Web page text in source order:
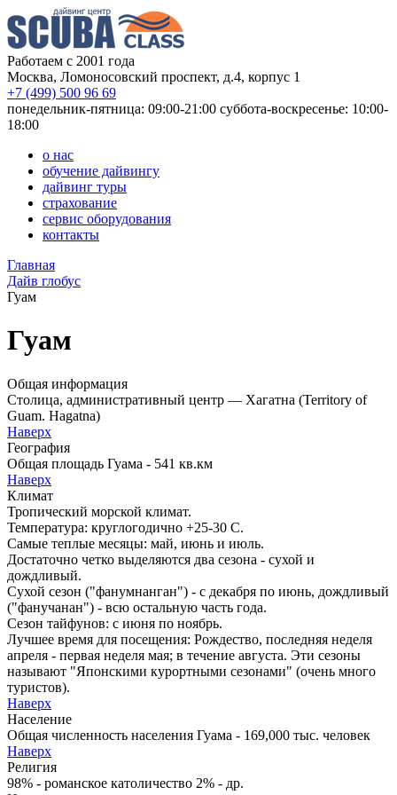
Работаем с 2001 года
Москва, Ломоносовский проспект, д.4, корпус 1
+7 (499) 500 96 69
понедельник-пятница: 09:00-21:00 суббота-воскресенье: 10:00-
18:00
о нас
обучение дайвингу
дайвинг туры
страхование
сервис оборудования
контакты
Главная
Дайв глобус
Гуам
Гуам
Общая информация
Столица, административный центр — Хагатна (Territory of
Guam. Hagatna)
Наверх
География
Общая площадь Гуама - 541 кв.км
Наверх
Климат
Тропический морской климат.
Температура: круглогодично +25-30 C.
Самые теплые месяцы: май, июнь и июль.
Достаточно четко выделяются два сезона - сухой и
дождливый.
Сухой сезон ("фанумнанган") - с декабря по июнь, дождливый
("фанучанан") - всю остальную часть года.
Сезон тайфунов: с июня по ноябрь.
Лучшее время для посещения: Рождество, последняя неделя
апреля - первая неделя мая; в течение августа. Эти сезоны
называют "Японскими курортными сезонами" (очень много
туристов).
Наверх
Население
Общая численность населения Гуама - 169,000 тыс. человек
Наверх
Религия
98% - романское католичество 2% - др.